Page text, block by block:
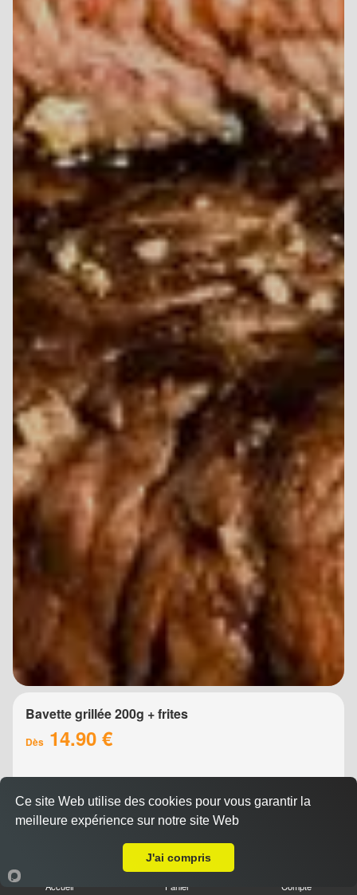
Bavette grillée 200g + frites
Dès 14.90 €
Accueil Panier Compte
Ce site Web utilise des cookies pour vous garantir la
meilleure expérience sur notre site Web
J'ai compris